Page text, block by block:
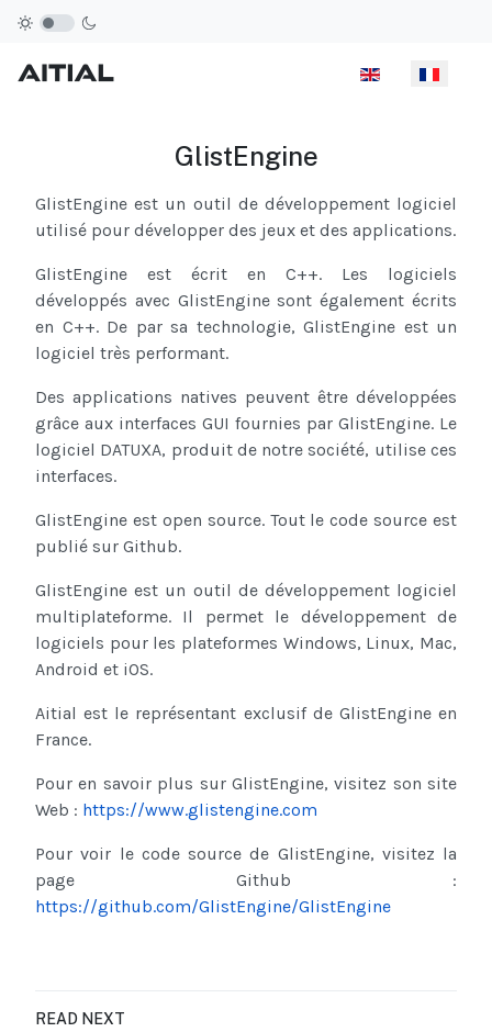
Sélectionnez
GlistEngine
GlistEngine est un outil de développement logiciel
utilisé pour développer des jeux et des applications.
GlistEngine est écrit en C++.
Les logiciels
développés avec GlistEngine sont également écrits
en C++. De par sa technologie, GlistEngine est un
logiciel très performant.
Des applications natives peuvent être développées
grâce aux interfaces GUI fournies par GlistEngine. Le
logiciel DATUXA, produit de notre société, utilise ces
interfaces.
GlistEngine est open source. Tout le code source est
publié sur Github.
GlistEngine est un outil de développement logiciel
multiplateforme. Il permet le développement de
logiciels pour les plateformes Windows, Linux, Mac,
Android et iOS.
Aitial est le représentant exclusif de GlistEngine en
France.
Pour en savoir plus sur GlistEngine, visitez son site
Web : https://www.glistengine.com
Pour voir le code source de GlistEngine, visitez la
page Github :
https://github.com/GlistEngine/GlistEngine
READ NEXT